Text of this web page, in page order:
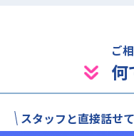
ご
何
スタッフと直接話せ